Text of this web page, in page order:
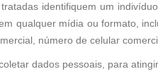
identifiquem um
qualquer mídia ou formato,
número de celular
dados pessoais, para